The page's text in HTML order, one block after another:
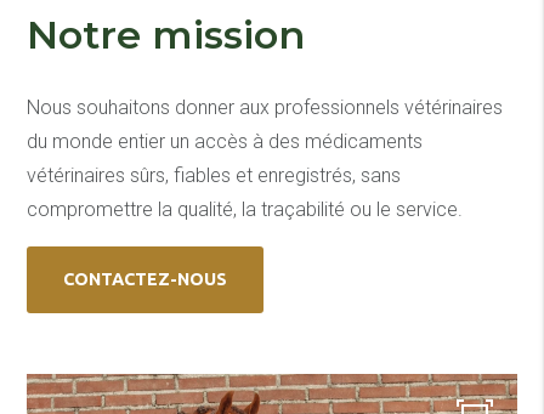
Notre mission
Nous souhaitons donner aux professionnels vétérinaires
du monde entier un accès à des médicaments
vétérinaires sûrs, fiables et enregistrés, sans
compromettre la qualité, la traçabilité ou le service.
CONTACTEZ-NOUS